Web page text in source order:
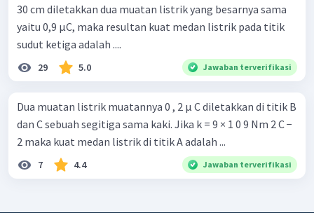
30 cm diletakkan dua muatan listrik yang besarnya sama
yaitu 0,9 µC, maka resultan kuat medan listrik pada titik
sudut ketiga adalah ....
29 5.0 Jawaban terverifikasi
Dua muatan listrik muatannya 0 , 2 μ C diletakkan di titik B
dan C sebuah segitiga sama kaki. Jika k = 9 × 1 0 9 Nm 2 C −
2 maka kuat medan listrik di titik A adalah ...
7 4.4 Jawaban terverifikasi